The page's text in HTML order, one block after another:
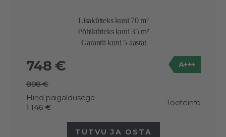
Lisakütteks kuni 70 m²
Põhikütteks kuni 35 m²
Garantii kuni 5 aastat
748 €
898 €
Hind paigaldusega
1 146 €
A+++
Tooteinfo
TUTVU JA OSTA